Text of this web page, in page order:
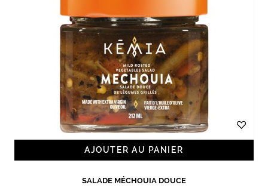
AJOUTER AU PANIER
SALADE MÉCHOUIA DOUCE